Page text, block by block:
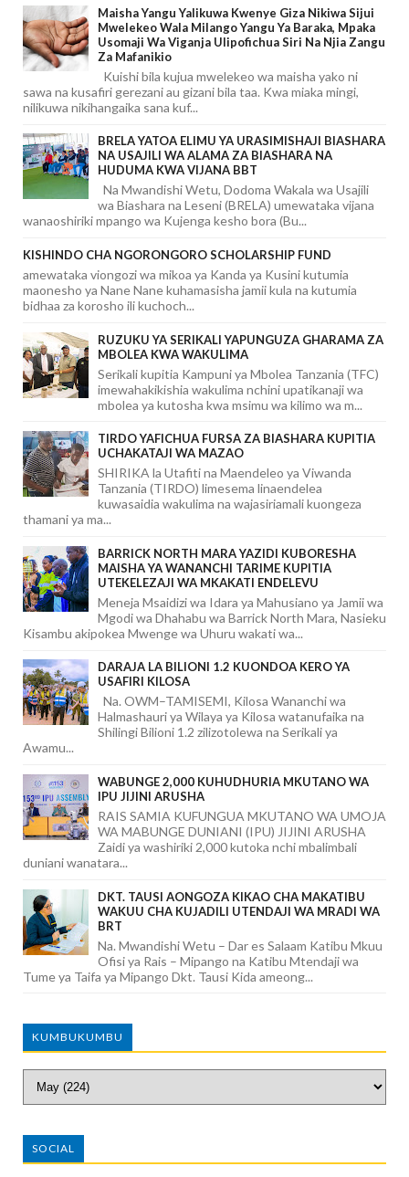
Maisha Yangu Yalikuwa Kwenye Giza Nikiwa Sijui
Mwelekeo Wala Milango Yangu Ya Baraka, Mpaka
Usomaji Wa Viganja Ulipofichua Siri Na Njia Zangu
Za Mafanikio
Kuishi bila kujua mwelekeo wa maisha yako ni
sawa na kusafiri gerezani au gizani bila taa. Kwa miaka mingi,
nilikuwa nikihangaika sana kuf...
BRELA YATOA ELIMU YA URASIMISHAJI BIASHARA
NA USAJILI WA ALAMA ZA BIASHARA NA
HUDUMA KWA VIJANA BBT
Na Mwandishi Wetu, Dodoma Wakala wa Usajili
wa Biashara na Leseni (BRELA) umewataka vijana
wanaoshiriki mpango wa Kujenga kesho bora (Bu...
KISHINDO CHA NGORONGORO SCHOLARSHIP FUND
amewataka viongozi wa mikoa ya Kanda ya Kusini kutumia
maonesho ya Nane Nane kuhamasisha jamii kula na kutumia
bidhaa za korosho ili kuchoch...
RUZUKU YA SERIKALI YAPUNGUZA GHARAMA ZA
MBOLEA KWA WAKULIMA
Serikali kupitia Kampuni ya Mbolea Tanzania (TFC)
imewahakikishia wakulima nchini upatikanaji wa
mbolea ya kutosha kwa msimu wa kilimo wa m...
TIRDO YAFICHUA FURSA ZA BIASHARA KUPITIA
UCHAKATAJI WA MAZAO
SHIRIKA la Utafiti na Maendeleo ya Viwanda
Tanzania (TIRDO) limesema linaendelea
kuwasaidia wakulima na wajasiriamali kuongeza
thamani ya ma...
BARRICK NORTH MARA YAZIDI KUBORESHA
MAISHA YA WANANCHI TARIME KUPITIA
UTEKELEZAJI WA MKAKATI ENDELEVU
Meneja Msaidizi wa Idara ya Mahusiano ya Jamii wa
Mgodi wa Dhahabu wa Barrick North Mara, Nasieku
Kisambu akipokea Mwenge wa Uhuru wakati wa...
DARAJA LA BILIONI 1.2 KUONDOA KERO YA
USAFIRI KILOSA
Na. OWM–TAMISEMI, Kilosa Wananchi wa
Halmashauri ya Wilaya ya Kilosa watanufaika na
Shilingi Bilioni 1.2 zilizotolewa na Serikali ya
Awamu...
WABUNGE 2,000 KUHUDHURIA MKUTANO WA
IPU JIJINI ARUSHA
RAIS SAMIA KUFUNGUA MKUTANO WA UMOJA
WA MABUNGE DUNIANI (IPU) JIJINI ARUSHA
Zaidi ya washiriki 2,000 kutoka nchi mbalimbali
duniani wanatara...
DKT. TAUSI AONGOZA KIKAO CHA MAKATIBU
WAKUU CHA KUJADILI UTENDAJI WA MRADI WA
BRT
Na. Mwandishi Wetu – Dar es Salaam Katibu Mkuu
Ofisi ya Rais – Mipango na Katibu Mtendaji wa
Tume ya Taifa ya Mipango Dkt. Tausi Kida ameong...
KUMBUKUMBU
SOCIAL